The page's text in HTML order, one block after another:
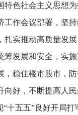
特色社会主义思想
工作会议部署，坚
扎实推动高质量发
发展和安全，实
，稳住楼市股市，
向好，不断提高人
十五五”良好开局打